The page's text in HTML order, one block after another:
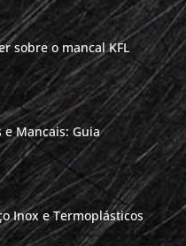
sobre o mancal KFL
Mancais: Guia
Inox e Termoplásticos